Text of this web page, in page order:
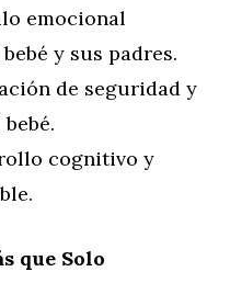
emocional
y sus padres.
de seguridad y
cognitivo y
que Solo